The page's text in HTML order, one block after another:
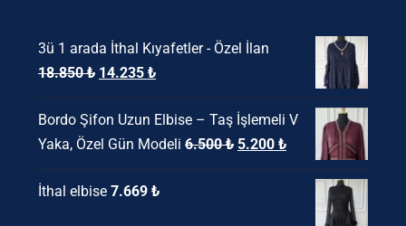
3ü 1 arada İthal Kıyafetler - Özel İlan
18.850₺ Orijinal
fiyat:
18.850 ₺.
14.235 ₺Şu
andaki
fiyat:
14.235 ₺.
Bordo Şifon Uzun Elbise – Taş İşlemeli V
Yaka, Özel Gün Modeli 6.500₺ Orijinal
fiyat:
5.200 ₺Şu
andaki
5.200 ₺.
İthal elbise 7.669 ₺